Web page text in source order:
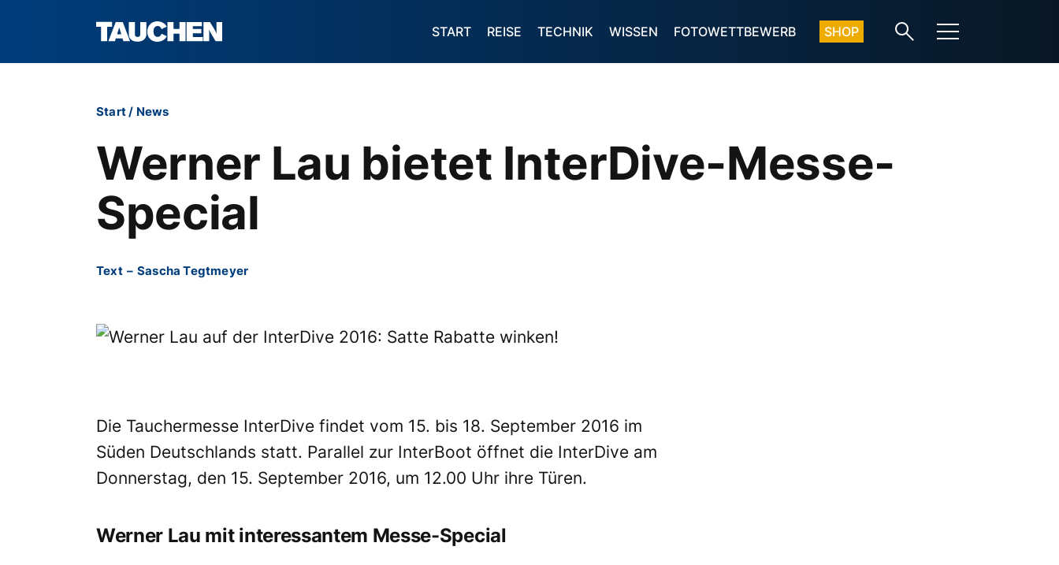
START REISE TECHNIK WISSEN FOTOWETTBEWERB SHOP
Start/ News
Werner Lau bietet InterDive-Messe-
Special
Text – Sascha Tegtmeyer
Die Tauchermesse InterDive findet vom 15. bis 18. September 2016 im
Süden Deutschlands statt. Parallel zur InterBoot öffnet die InterDive am
Donnerstag, den 15. September 2016, um 12.00 Uhr ihre Türen.
Werner Lau mit interessantem Messe-Special